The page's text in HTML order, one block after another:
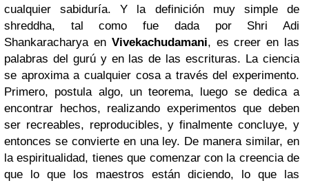
cualquier sabiduría. Y la definición muy simple de
shreddha, tal como fue dada por Shri Adi
Shankaracharya en Vivekachudamani, es creer en las
palabras del gurú y en las de las escrituras. La ciencia
se aproxima a cualquier cosa a través del experimento.
Primero, postula algo, un teorema, luego se dedica a
encontrar hechos, realizando experimentos que deben
ser recreables, reproducibles, y finalmente concluye, y
entonces se convierte en una ley. De manera similar, en
la espiritualidad, tienes que comenzar con la creencia de
que lo que los maestros están diciendo, lo que las